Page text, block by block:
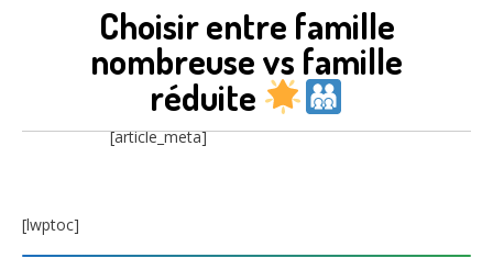
Choisir entre famille
nombreuse vs famille
réduite
[article_meta]
[lwptoc]